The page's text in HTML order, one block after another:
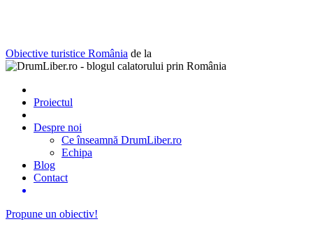
Obiective turistice România de la
Proiectul
Despre noi
Ce înseamnă DrumLiber.ro
Echipa
Blog
Contact
Propune un obiectiv!